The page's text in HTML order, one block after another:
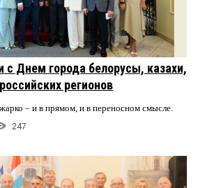
с Днем города белорусы, казахи,
регионов
– и в прямом, и в переносном смысле.
247